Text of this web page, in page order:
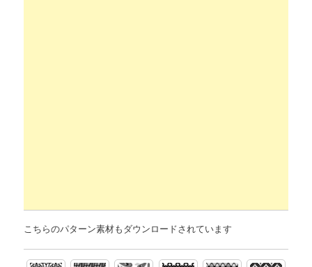
こちらのパターン素材もダウンロードされています